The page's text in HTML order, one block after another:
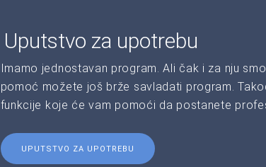
Uputstvo za upotrebu
Imamo jednostavan program. Ali čak i za nju
pomoć možete još brže savladati program.
funkcije koje će vam pomoći da postanete
UPUTSTVO ZA UPOTREBU